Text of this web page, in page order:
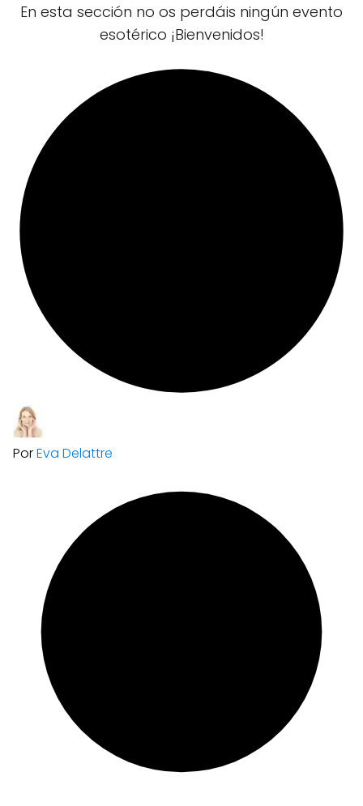
En esta sección no os perdáis ningún evento
esotérico ¡Bienvenidos!
PorEva Delattre